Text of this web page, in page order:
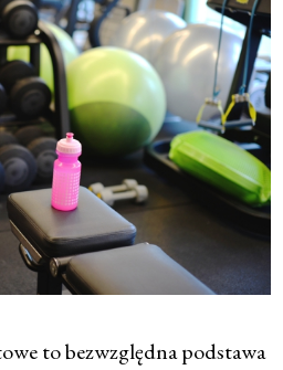
to bezwzględna podstawa